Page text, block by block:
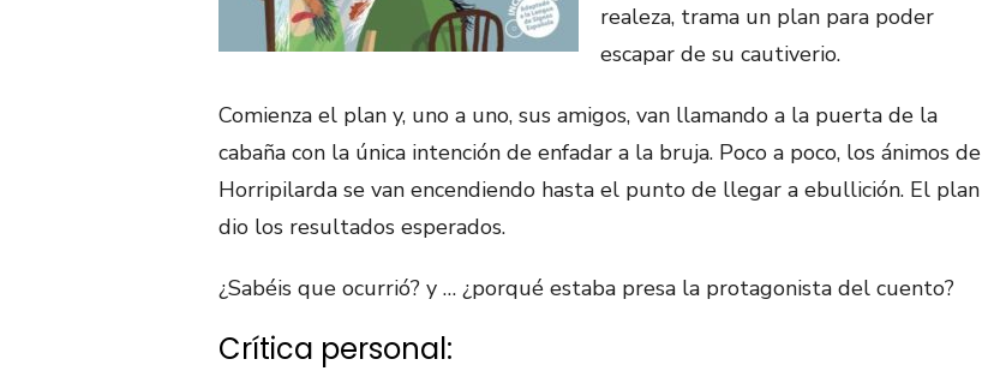
realeza, trama un plan para poder
escapar de su cautiverio.
Comienza el plan y, uno a uno, sus amigos, van llamando a la puerta de la
cabaña con la única intención de enfadar a la bruja. Poco a poco, los ánimos de
Horripilarda se van encendiendo hasta el punto de llegar a ebullición. El plan
dio los resultados esperados.
¿Sabéis que ocurrió? y … ¿porqué estaba presa la protagonista del cuento?
Crítica personal: